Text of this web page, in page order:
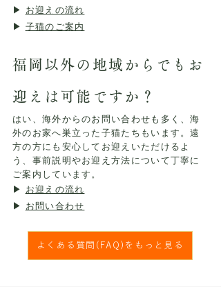
▶ お迎えの流れ
▶ 子猫のご案内
福岡以外の地域からでもお
迎えは可能ですか？
はい、海外からのお問い合わせも多く、海
外のお家へ巣立った子猫たちもいます。遠
方の方にも安心してお迎えいただけるよ
う、事前説明やお迎え方法について丁寧に
ご案内しています。
▶ お迎えの流れ
▶ お問い合わせ
よくある質問(FAQ)をもっと見る